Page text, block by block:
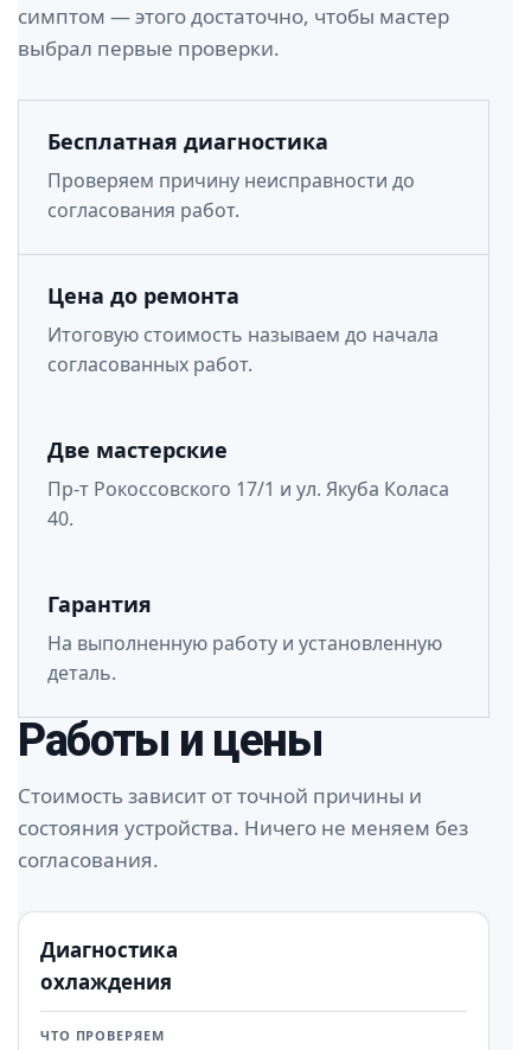
симптом — этого достаточно, чтобы мастер
выбрал первые проверки.
Бесплатная диагностика
Проверяем причину неисправности до
согласования работ.
Цена до ремонта
Итоговую стоимость называем до начала
согласованных работ.
Две мастерские
Пр-т Рокоссовского 17/1 и ул. Якуба Коласа
40.
Гарантия
На выполненную работу и установленную
деталь.
Работы и цены
Стоимость зависит от точной причины и
состояния устройства. Ничего не меняем без
согласования.
Диагностика
охлаждения